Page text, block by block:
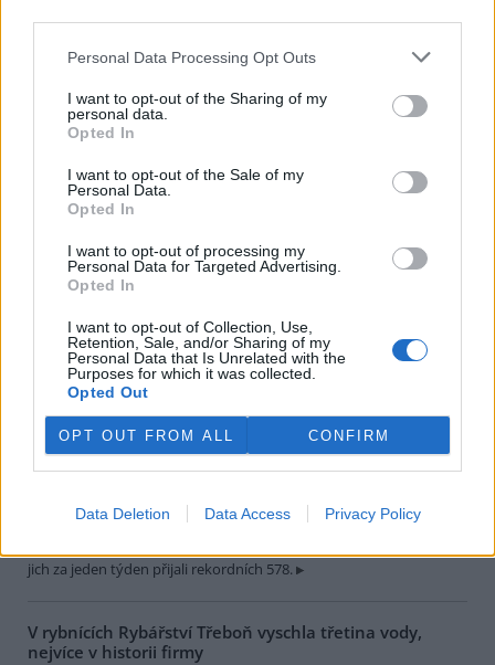
Personal Data Processing Opt Outs
I want to opt-out of the Sharing of my
personal data.
Opted In
I want to opt-out of the Sale of my
Personal Data.
Opted In
I want to opt-out of processing my
Personal Data for Targeted Advertising.
Opted In
I want to opt-out of Collection, Use,
Retention, Sale, and/or Sharing of my
Personal Data that Is Unrelated with the
Purposes for which it was collected.
Opted Out
OPT OUT FROM ALL CONFIRM
Data Deletion Data Access Privacy Policy
pronásledovali velrybáře
Islandské úřady nařídily
vyhoštění 21 aktivistů
pobřežní stráž s policií zabavily
jejich loď, která pronásledovala velrybářské plavidlo. Pasažéři lodi
patřící nadaci kanadsko-amerického ekologického aktivisty Paula
Watsona jsou od té doby zadržováni v Reykjavíku. Sám Watson na
palubě nebyl. Píše o tom agentura AFP s odvoláním na islandskou
policii.
Záchranná stanice v Praze přijímá kvůli vedrům více
volně žijících zvířat
5.8.2026 17:40 | PRAHA (
teplotám pracovníci pražské
záchranné stanice pro volně
žijící živočichy přijímají více
dehydratovaná a vysílená mláďata ptáků nebo veverek. ČTK to
sdělila mluvčí stanice Petra Fišerová. Během současné vlny veder
jich za jeden týden přijali rekordních 578.
V rybnících Rybářství Třeboň vyschla třetina vody,
nejvíce v historii firmy